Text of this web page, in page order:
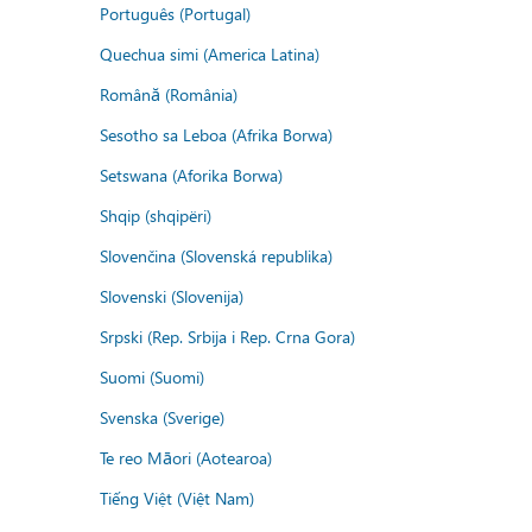
Português (Portugal)
Quechua simi (America Latina)
Română (România)
Sesotho sa Leboa (Afrika Borwa)
Setswana (Aforika Borwa)
Shqip (shqipëri)
Slovenčina (Slovenská republika)
Slovenski (Slovenija)
Srpski (Rep. Srbija i Rep. Crna Gora)
Suomi (Suomi)
Svenska (Sverige)
Te reo Māori (Aotearoa)
Tiếng Việt (Việt Nam)